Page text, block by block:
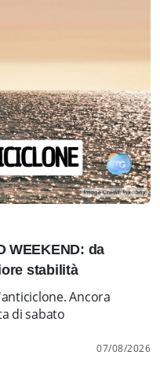
WEEKEND: da
stabilità
Ancora
di sabato
07/08/2026